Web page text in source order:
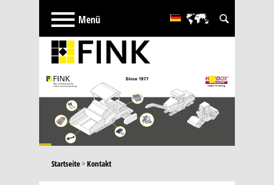
Português
Español
Startseite>Kontakt